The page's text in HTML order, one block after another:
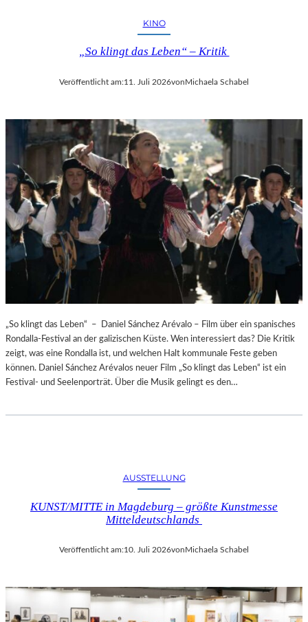
KINO
„So klingt das Leben“ – Kritik
Veröffentlicht am:11. Juli 2026vonMichaela Schabel
„So klingt das Leben“ – Daniel Sánchez Arévalo – Film über ein spanisches
Rondalla-Festival an der galizischen Küste. Wen interessiert das? Die Kritik
zeigt, was eine Rondalla ist, und welchen Halt kommunale Feste geben
können. Daniel Sánchez Arévalos neuer Film „So klingt das Leben“ ist ein
Festival- und Seelenporträt. Über die Musik gelingt es den…
AUSSTELLUNG
KUNST/MITTE in Magdeburg – größte Kunstmesse
Mitteldeutschlands
Veröffentlicht am:10. Juli 2026vonMichaela Schabel